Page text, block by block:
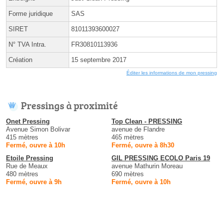
Forme juridique SAS
SIRET 81011393600027
N° TVA Intra. FR30810113936
Création 15 septembre 2017
Éditer les informations de mon pressing
Pressings à proximité
Onet Pressing
Avenue Simon Bolivar
415 mètres
Fermé, ouvre à 10h
Top Clean - PRESSING
avenue de Flandre
465 mètres
Fermé, ouvre à 8h30
Etoile Pressing
Rue de Meaux
480 mètres
Fermé, ouvre à 9h
GIL PRESSING ECOLO Paris 19
avenue Mathurin Moreau
690 mètres
Fermé, ouvre à 10h